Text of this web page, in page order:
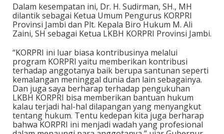
Dalam kesempatan ini, Dr. H. Sudirman, SH., MH
dilantik sebagai Ketua Umum Pengurus KORPRI
Provinsi Jambi dan Plt. Kepala Biro Hukum M. Ali
Zaini, SH sebagai Ketua LKBH KORPRI Provinsi Jambi.
“KORPRI ini luar biasa kontribusinya melalui
program KORPRI yaitu memberikan kontribusi
terhadap anggotanya baik berupa santunan seperti
kemalangan meninggal dunia dan lain sebagainya.
Dan juga saya berharap terhadap pengukuhan
LKBH KORPRI bisa memberikan bantuan hukum
kalau terjadi hal-hal dilapangan yang menyangkut
tentang hukum. Tentu kedepan kita juga berharap
bahwa KORPRI ini menjadi wadah yang profesional